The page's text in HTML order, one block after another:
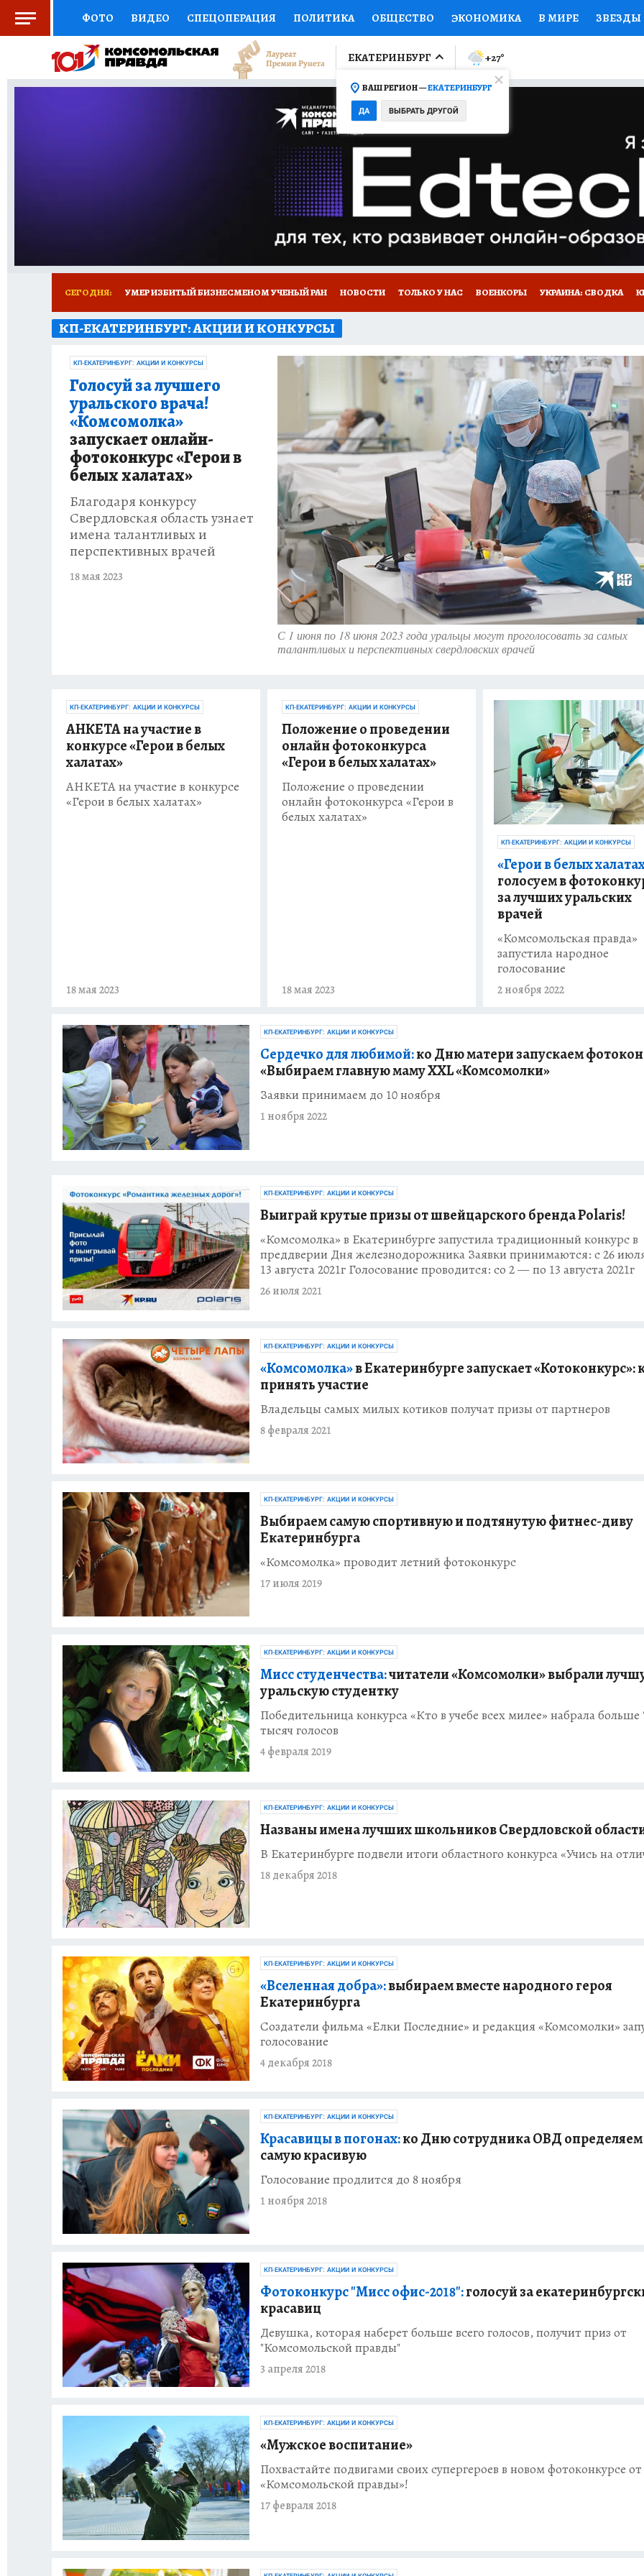
ФОТО ВИДЕО СПЕЦОПЕРАЦИЯ ПОЛИТИКА ОБЩЕСТВО ЭКОНОМИКА В МИРЕ ЗВЕЗДЫ
СОЦПОДДЕРЖКА НАУКА СПОРТ КОЛУМНИСТЫ ПРОИСШЕСТВИЯ
ВЫБОР ЭКСПЕРТОВ ДОКТОР ФИНАНСЫ ОТКРЫВАЕМ МИР Я ЗНАЮ СЕМЬЯ ЖЕНСКИЕ
ПРОГНОЗЫ НА СПОРТ ПРОМОКОДЫ СЕРИАЛЫ
ТЕЛЕВИЗОР КОЛЛЕКЦИИ КОНКУРСЫ
НОВОЕ НА САЙТЕ
ЕКАТЕРИНБУРГ
ВАШ РЕГИОН —ЕКАТЕРИНБУРГ
ДА ВЫБРАТЬ ДРУГОЙ
+27°
СЕГОДНЯ: УМЕР ИЗБИТЫЙ БИЗНЕСМЕНОМ УЧЕНЫЙ РАН НОВОСТИ ТОЛЬКО У НАС ВОЕНКОРЫ УКРАИНА: СВОДКА
ЗАПОВЕДНАЯ РОССИЯ ПРОИСШЕСТВИЯ АФИША
КП-ЕКАТЕРИНБУРГ: АКЦИИ И КОНКУРСЫ
С 1 июня по 18 июня 2023 года уральцы могут проголосовать за самых
талантливых и перспективных свердловских врачей
КП-ЕКАТЕРИНБУРГ: АКЦИИ И КОНКУРСЫ
Голосуй за лучшего
уральского врача!
«Комсомолка»
запускает онлайн-
фотоконкурс «Герои в
белых халатах»
Благодаря конкурсу
Свердловская область узнает
имена талантливых и
перспективных врачей
18 мая 2023
КП-ЕКАТЕРИНБУРГ: АКЦИИ И КОНКУРСЫ
АНКЕТА на участие в
конкурсе «Герои в белых
халатах»
АНКЕТА на участие в конкурсе
«Герои в белых халатах»
18 мая 2023
КП-ЕКАТЕРИНБУРГ: АКЦИИ И КОНКУРСЫ
Положение о проведении
онлайн фотоконкурса
«Герои в белых халатах»
Положение о проведении
онлайн фотоконкурса «Герои в
белых халатах»
18 мая 2023
КП-ЕКАТЕРИНБУРГ: АКЦИИ И КОНКУРСЫ
«Герои в белых
голосуем в
за лучших уральских
врачей
«Комсомольская правда»
запустила народное
голосование
2 ноября 2022
КП-ЕКАТЕРИНБУРГ: АКЦИИ И КОНКУРСЫ
Сердечко для любимой:ко Дню матери запускаем
«Выбираем главную маму XXL «Комсомолки»
Заявки принимаем до 10 ноября
1 ноября 2022
КП-ЕКАТЕРИНБУРГ: АКЦИИ И КОНКУРСЫ
Выиграй крутые призы от швейцарского бренда Polaris!
«Комсомолка» в Екатеринбурге запустила традиционный конкурс в
преддверии Дня железнодорожника Заявки принимаются: с 26
13 августа 2021г Голосование проводится: со 2 — по 13 августа 2021г
26 июля 2021
КП-ЕКАТЕРИНБУРГ: АКЦИИ И КОНКУРСЫ
«Комсомолка»в Екатеринбурге запускает «Котоконкурс»:
принять участие
Владельцы самых милых котиков получат призы от партнеров
8 февраля 2021
КП-ЕКАТЕРИНБУРГ: АКЦИИ И КОНКУРСЫ
Выбираем самую спортивную и подтянутую фитнес-диву
Екатеринбурга
«Комсомолка» проводит летний фотоконкурс
17 июля 2019
КП-ЕКАТЕРИНБУРГ: АКЦИИ И КОНКУРСЫ
Мисс студенчества:читатели «Комсомолки» выбрали
уральскую студентку
Победительница конкурса «Кто в учебе всех милее» набрала больше
тысяч голосов
4 февраля 2019
КП-ЕКАТЕРИНБУРГ: АКЦИИ И КОНКУРСЫ
Названы имена лучших школьников Свердловской
В Екатеринбурге подвели итоги областного конкурса «Учись на
18 декабря 2018
КП-ЕКАТЕРИНБУРГ: АКЦИИ И КОНКУРСЫ
«Вселенная добра»:выбираем вместе народного героя
Екатеринбурга
Создатели фильма «Елки Последние» и редакция «Комсомолки»
голосование
4 декабря 2018
КП-ЕКАТЕРИНБУРГ: АКЦИИ И КОНКУРСЫ
Красавицы в погонах:ко Дню сотрудника ОВД определяем
самую красивую
Голосование продлится до 8 ноября
1 ноября 2018
КП-ЕКАТЕРИНБУРГ: АКЦИИ И КОНКУРСЫ
Фотоконкурс "Мисс офис-2018":голосуй за
красавиц
Девушка, которая наберет больше всего голосов, получит приз от
"Комсомольской правды"
3 апреля 2018
КП-ЕКАТЕРИНБУРГ: АКЦИИ И КОНКУРСЫ
«Мужское воспитание»
Похвастайте подвигами своих супергероев в новом фотоконкурсе от
«Комсомольской правды»!
17 февраля 2018